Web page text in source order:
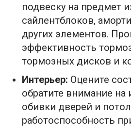
подвеску на предмет
сайлентблоков,
других элементов.
эффективность
тормозных дисков и
Интерьер: Оцените
обратите внимание на
обивки дверей и
работоспособность